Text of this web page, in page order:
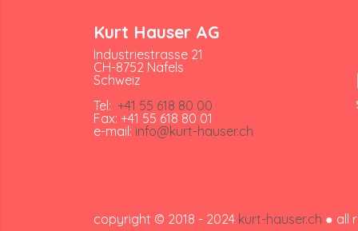
Kurt Hauser AG
Industriestrasse 21
CH-8752 Näfels
Schweiz
Tel: +41 55 618 80 00
Fax: +41 55 618 80 01
e-mail: info@kurt-hauser.ch
copyright © 2018 - 2024 kurt-hauser.ch ● all